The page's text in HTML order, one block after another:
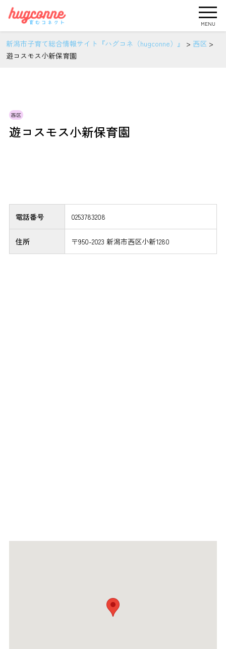
MENU
新潟市子育て総合情報サイト『ハグコネ（hugconne）』 > 西区 >
遊コスモス小新保育園
西区
遊コスモス小新保育園
電話番号 0253783208
住所 〒950-2023 新潟市西区小新1280